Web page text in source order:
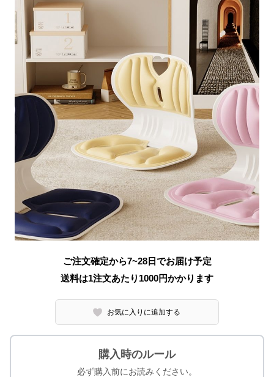
ご注文確定から7~28日でお届け予定
送料は1注文あたり 1000円かかります
お気に入りに追加する
購入時のルール
必ず購入前にお読みください。